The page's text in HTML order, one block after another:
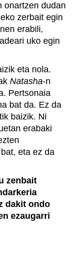
onartzen dudan
zerbait egin
erabili,
uko egin
eta nola.
Natasha-n
Pertsonaia
bat da. Ez da
baizik. Ni
erabaki
eta ez da
zenbait
dakit ondo
ezaugarri